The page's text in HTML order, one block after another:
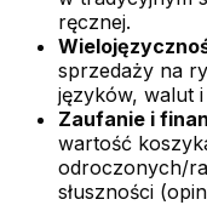
ręcznej.
sprzedaży na
języków, walut
Zaufanie i
wartość
odroczonych/
słuszności